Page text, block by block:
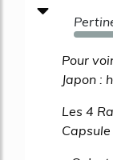
76%
Pour
Japon :
Les 4